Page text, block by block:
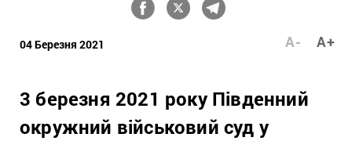
04 Березня 2021 A+
A-
3 березня 2021 року Південний
окружний військовий суд у